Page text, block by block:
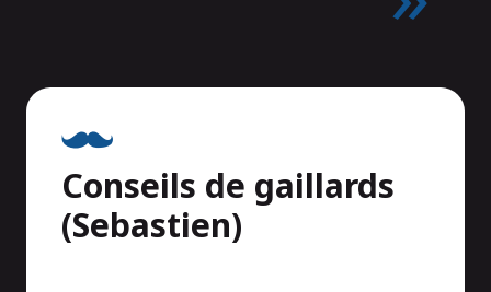
Conseils de gaillards
(Sebastien)